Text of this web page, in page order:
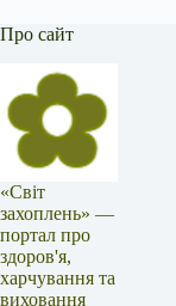
Про сайт
«Світ
захоплень» —
портал про
здоров'я,
харчування та
виховання